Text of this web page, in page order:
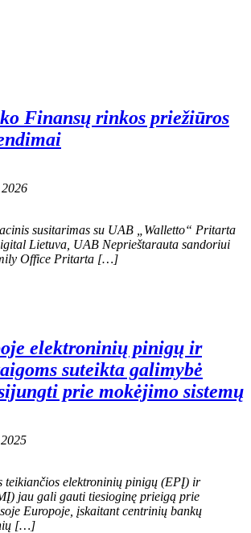
Finansų rinkos priežiūros
susitarimas su UAB „Walletto“ Pritarta
Lietuva, UAB Neprieštarauta sandoriui
Office Pritarta […]
elektroninių pinigų ir
suteikta galimybė
prie mokėjimo sistemų
teikiančios elektroninių pinigų (EPĮ) ir
jau gali gauti tiesioginę prieigą prie
Europoje, įskaitant centrinių bankų
[…]